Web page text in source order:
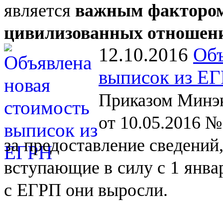
является важным
цивилизованных
12.10.2016
выписок из
Приказом
от 10.05.2016 №
за предоставление
вступающие в силу с 1
с ЕГРП они выросли.